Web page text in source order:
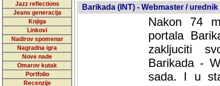
Jazz reflections
Jeans generacija
Knjiga
Linkovi
Nadirov spomenar
Nagradna igra
Nove nade
Omarov kutak
Portfolio
Recenzije
Barikada (INT) - Webmaster / urednik
Nakon 74
portala
zakljuciti
Barikada -
sada. I u